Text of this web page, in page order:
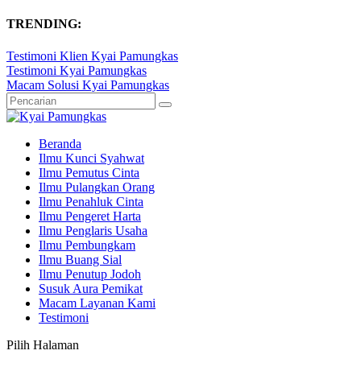
TRENDING:
Testimoni Klien Kyai Pamungkas
Testimoni Kyai Pamungkas
Macam Solusi Kyai Pamungkas
Beranda
Ilmu Kunci Syahwat
Ilmu Pemutus Cinta
Ilmu Pulangkan Orang
Ilmu Penahluk Cinta
Ilmu Pengeret Harta
Ilmu Penglaris Usaha
Ilmu Pembungkam
Ilmu Buang Sial
Ilmu Penutup Jodoh
Susuk Aura Pemikat
Macam Layanan Kami
Testimoni
Pilih Halaman